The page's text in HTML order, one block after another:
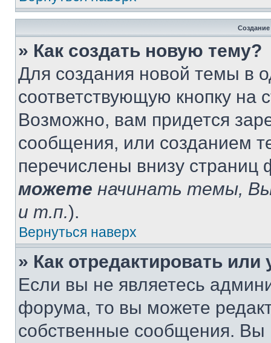
» Как создать новую тему?
Для создания новой темы в
соответствующую кнопку
Возможно, вам придется
сообщения, или созданием
перечислены внизу
можете начинать темы,
и т.п.).
Вернуться наверх
» Как отредактировать
Если вы не являетесь
форума, то вы можете
собственные сообщения. Вы